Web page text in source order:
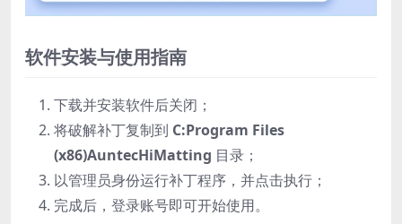
软件安装与使用指南
下载并安装软件后关闭；
将破解补丁复制到 C:Program Files
(x86)AuntecHiMatting 目录；
以管理员身份运行补丁程序，并点击执行；
完成后，登录账号即可开始使用。